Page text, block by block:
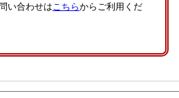
い合わせは こちらからご利用くだ